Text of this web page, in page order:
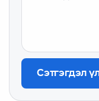
Сэтгэгдэл